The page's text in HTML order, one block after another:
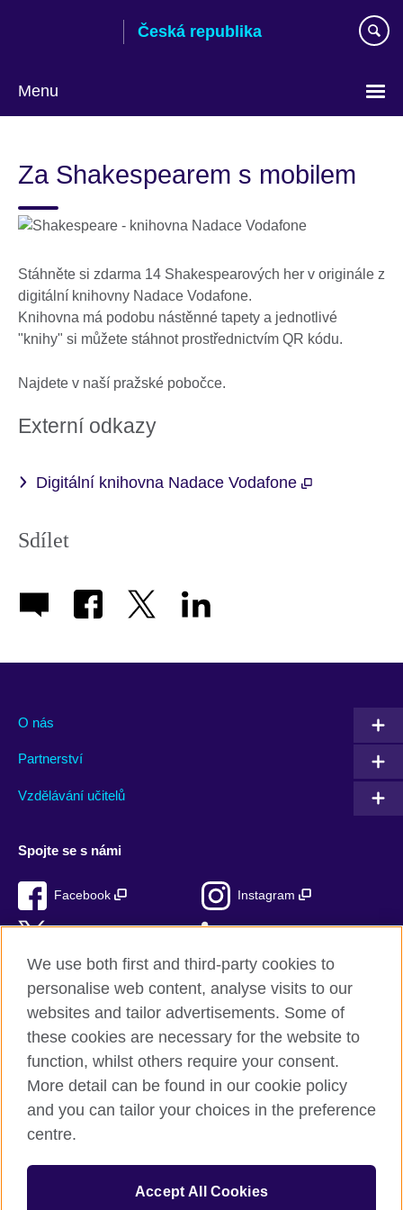
Česká republika
Menu
jazyk
Za Shakespearem s mobilem
Stáhněte si zdarma 14 Shakespearových her v originále z
digitální knihovny Nadace Vodafone.
Knihovna má podobu nástěnné tapety a jednotlivé
"knihy" si můžete stáhnot prostřednictvím QR kódu.
Najdete v naší pražské pobočce.
Externí odkazy
Digitální knihovna Nadace Vodafone
Sdílet
O nás
Partnerství
Vzdělávání učitelů
Spojte se s námi
Facebook Instagram
TikTok
British Council ve světě
Ochrana soukromí a podmínky používání stránek
Soubory cookie
Sitemap
© 2026 British Council
We use both first and third-party cookies to
personalise web content, analyse visits to our
websites and tailor advertisements. Some of
these cookies are necessary for the website to
function, whilst others require your consent.
More detail can be found in our cookie policy
and you can tailor your choices in the preference
centre.
Accept All Cookies